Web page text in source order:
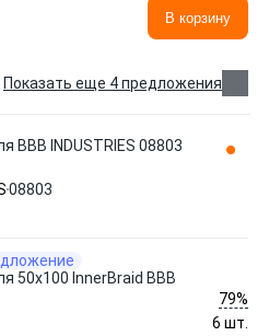
В корзину
Показать еще 4 предложения
BBB INDUSTRIES 08803
08803
50х100 InnerBraid ВВВ
79%
6 шт.